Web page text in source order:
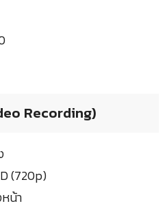
Recording)
(720p)
น้า